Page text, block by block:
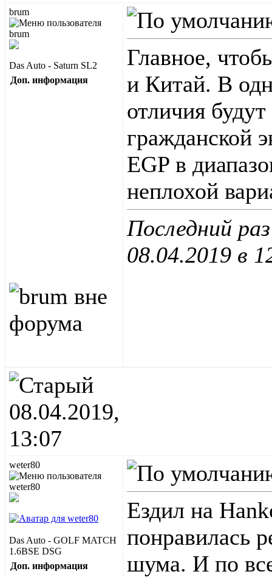
brum
Das Auto - Saturn SL2
Доп. информация
Главное,
и Китай. В
отличия
гражданской
EGP в
неплохой
Последний
08.04.2019 в
08.04.2019,
13:07
weter80
Das Auto - GOLF MATCH
1.6BSE DSG
Доп. информация
Ездил на
понравилась
шума. И по